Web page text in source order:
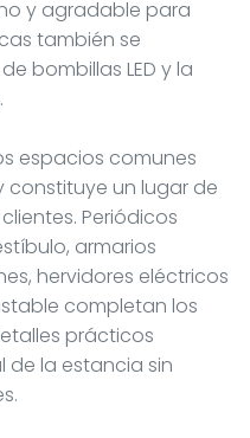
y agradable para
también se
bombillas LED y la
espacios comunes
un lugar de
Periódicos
armarios
hervidores eléctricos
completan los
prácticos
la estancia sin